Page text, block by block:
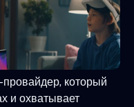
провайдер, который
и охватывает